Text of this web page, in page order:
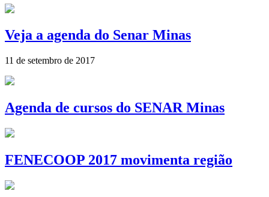
Veja a agenda do Senar Minas
11 de setembro de 2017
Agenda de cursos do SENAR Minas
FENECOOP 2017 movimenta região